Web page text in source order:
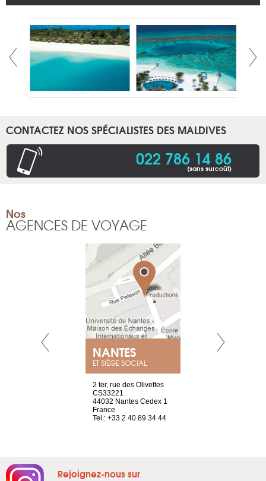
CONTACTEZ NOS SPÉCIALISTES DES MALDIVES
022 786 14 86
(sans surcoût)
Nos
AGENCES DE VOYAGE
NANTES
ET SIÈGE SOCIAL
2 ter, rue des Olivettes
CS33221
44032 Nantes Cedex 1
France
Tel : +33 2 40 89 34 44
Rejoignez-nous sur